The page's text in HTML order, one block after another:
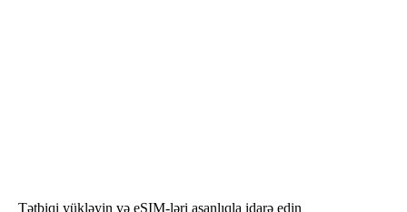
Tətbiqi yükləyin və eSIM-ləri asanlıqla idarə edin